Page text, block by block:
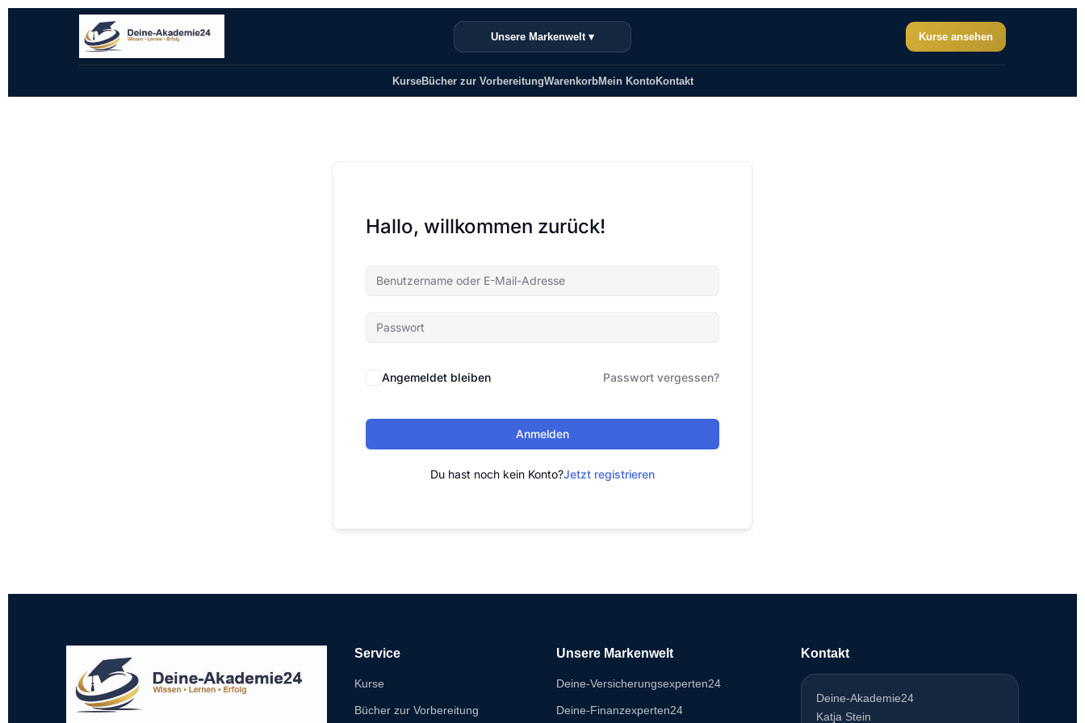
Unsere Markenwelt ▾ Kurse ansehen
KurseBücher zur VorbereitungWarenkorbMein KontoKontakt
Hallo, willkommen zurück!
Angemeldet bleiben Passwort vergessen?
Anmelden
Du hast noch kein Konto?Jetzt registrieren
Service
Kurse
Bücher zur Vorbereitung
Unsere Markenwelt
Deine-Versicherungsexperten24
Deine-Finanzexperten24
Kontakt
Deine-Akademie24
Katja Stein